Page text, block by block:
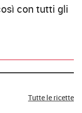
con tutti gli
Tutte le ricette